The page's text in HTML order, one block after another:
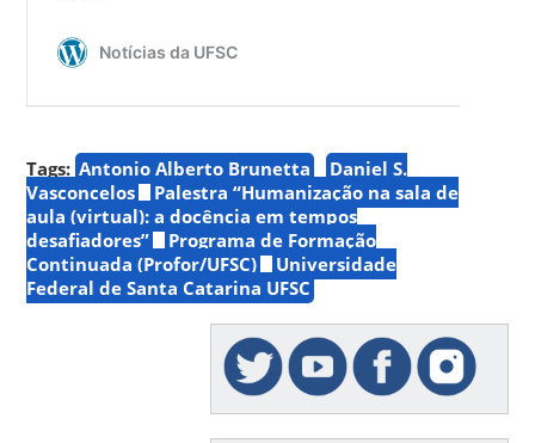
Tags: Antonio Alberto Brunetta
Daniel S.
Vasconcelos
Palestra “Humanização na sala de
aula (virtual): a docência em tempos
desafiadores”
Programa de Formação
Continuada (Profor/UFSC)
Universidade
Federal de Santa Catarina UFSC